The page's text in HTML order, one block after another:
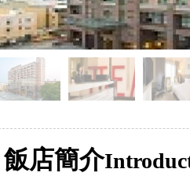
飯店簡介